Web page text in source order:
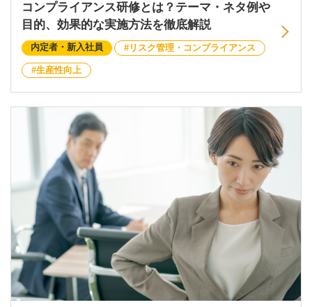
コンプライアンス研修とは？テーマ・ネタ例や
目的、効果的な実施方法を徹底解説
内定者・新入社員 リスク管理・コンプライアンス
生産性向上